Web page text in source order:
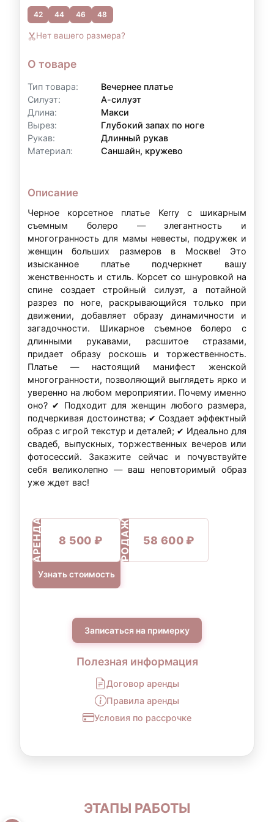
42 44 46 48
Нет вашего размера?
О товаре
Тип товара:
Вечернее платье
Силуэт:
А-силуэт
Длина:
Макси
Вырез:
Глубокий запах по ноге
Рукав:
Длинный рукав
Материал:
Саншайн, кружево
Описание
Черное корсетное платье Kerry с шикарным
съемным болеро — элегантность и
многогранность для мамы невесты, подружек и
женщин больших размеров в Москве! Это
изысканное платье подчеркнет вашу
женственность и стиль. Корсет со шнуровкой на
спине создает стройный силуэт, а потайной
разрез по ноге, раскрывающийся только при
движении, добавляет образу динамичности и
загадочности. Шикарное съемное болеро с
длинными рукавами, расшитое стразами,
придает образу роскошь и торжественность.
Платье — настоящий манифест женской
многогранности, позволяющий выглядеть ярко и
уверенно на любом мероприятии. Почему именно
оно? ✔ Подходит для женщин любого размера,
подчеркивая достоинства; ✔ Создает эффектный
образ с игрой текстур и деталей; ✔ Идеально для
свадеб, выпускных, торжественных вечеров или
фотосессий. Закажите сейчас и почувствуйте
себя великолепно — ваш неповторимый образ
уже ждет вас!
АРЕНДА 8 500 ₽
Узнать стоимость
ПРОДАЖА 58 600 ₽
Записаться на примерку
Полезная информация
Договор аренды
Правила аренды
Условия по рассрочке
ЭТАПЫ РАБОТЫ
Контакты для уточнения:
По всем вопросам, связанным с
оформлением рассрочки, вы можете
Телефон:
+7 (903) 718-28-15
WhatsApp:
+7 (903) 718-28-15
Режим работы:вт–вс: 11:00–20:00
варьироваться в зависимости от суммы аренды
и индивидуальных обстоятельств. Точные
условия уточняйте у наших менеджеров.